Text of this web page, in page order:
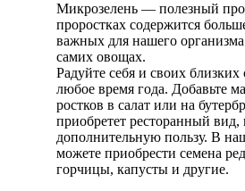
Микрозелень — полезный
проростках содержится
важных для нашего
самих овощах.
Радуйте себя и своих
любое время года. Добавьте
ростков в салат или на
приобретет ресторанный
дополнительную пользу. В
можете приобрести семена
горчицы, капусты и другие.